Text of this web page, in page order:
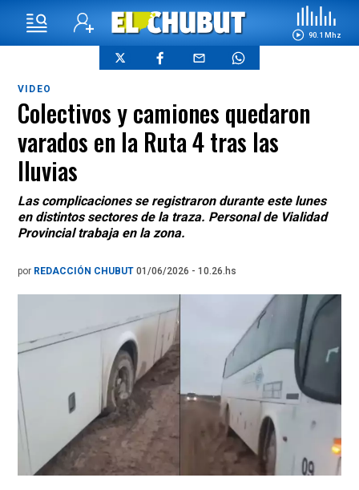
90.1 Mhz
VIDEO
Colectivos y camiones quedaron
varados en la Ruta 4 tras las
lluvias
Las complicaciones se registraron durante este lunes
en distintos sectores de la traza. Personal de Vialidad
Provincial trabaja en la zona.
por REDACCIÓN CHUBUT 01/06/2026 - 10.26.hs